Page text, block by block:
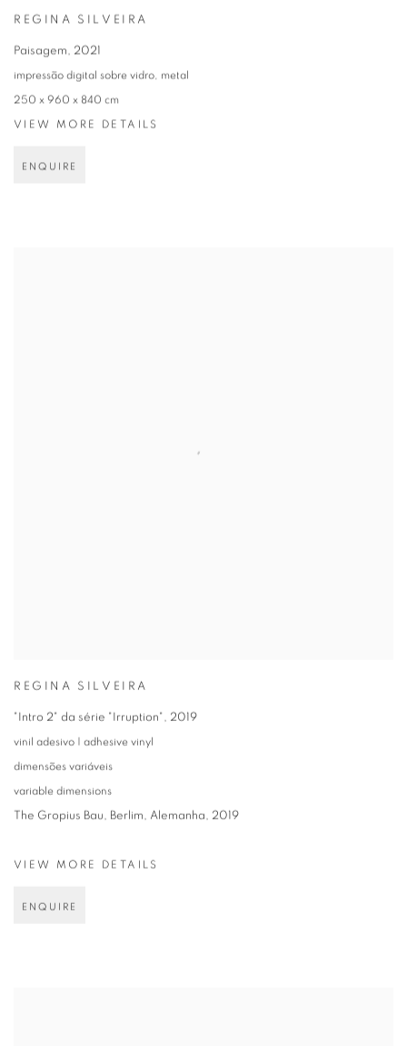
REGINA SILVEIRA
Paisagem, 2021
impressão digital sobre vidro, metal
250 x 960 x 840 cm
VIEW MORE DETAILS
ENQUIRE
REGINA SILVEIRA
"Intro 2" da série "Irruption", 2019
vinil adesivo | adhesive vinyl
dimensões variáveis
variable dimensions
The Gropius Bau, Berlim, Alemanha, 2019
VIEW MORE DETAILS
ENQUIRE